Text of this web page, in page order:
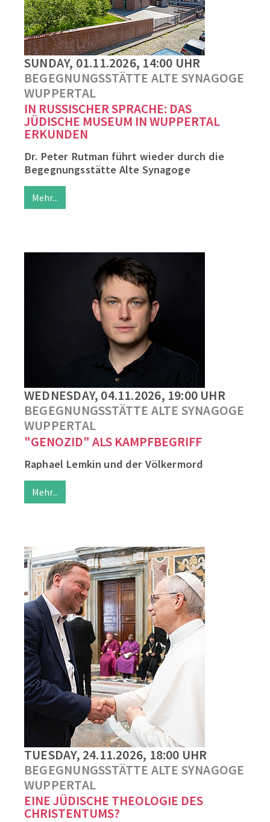
SUNDAY, 01.11.2026, 14:00 UHR
BEGEGNUNGSSTÄTTE ALTE SYNAGOGE
WUPPERTAL
IN RUSSISCHER SPRACHE: DAS
JÜDISCHE MUSEUM IN WUPPERTAL
ERKUNDEN
Dr. Peter Rutman führt wieder durch die
Begegnungsstätte Alte Synagoge
Mehr...
WEDNESDAY, 04.11.2026, 19:00 UHR
BEGEGNUNGSSTÄTTE ALTE SYNAGOGE
WUPPERTAL
"GENOZID" ALS KAMPFBEGRIFF
Raphael Lemkin und der Völkermord
Mehr...
TUESDAY, 24.11.2026, 18:00 UHR
BEGEGNUNGSSTÄTTE ALTE SYNAGOGE
WUPPERTAL
EINE JÜDISCHE THEOLOGIE DES
CHRISTENTUMS?